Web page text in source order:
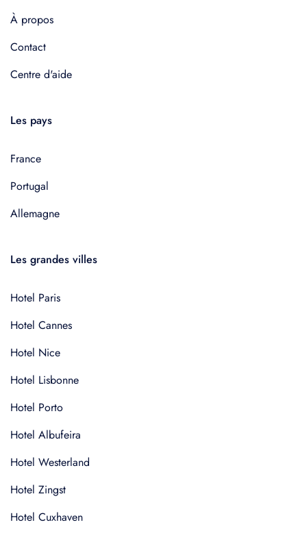
À propos
Contact
Centre d'aide
Les pays
France
Portugal
Allemagne
Les grandes villes
Hotel Paris
Hotel Cannes
Hotel Nice
Hotel Lisbonne
Hotel Porto
Hotel Albufeira
Hotel Westerland
Hotel Zingst
Hotel Cuxhaven